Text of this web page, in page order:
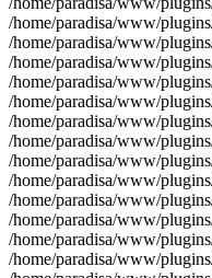
/home/paradisa/www/
/home/paradisa/www/
/home/paradisa/www/
/home/paradisa/www/
/home/paradisa/www/
/home/paradisa/www/
/home/paradisa/www/
/home/paradisa/www/
/home/paradisa/www/
/home/paradisa/www/
/home/paradisa/www/
/home/paradisa/www/
/home/paradisa/www/